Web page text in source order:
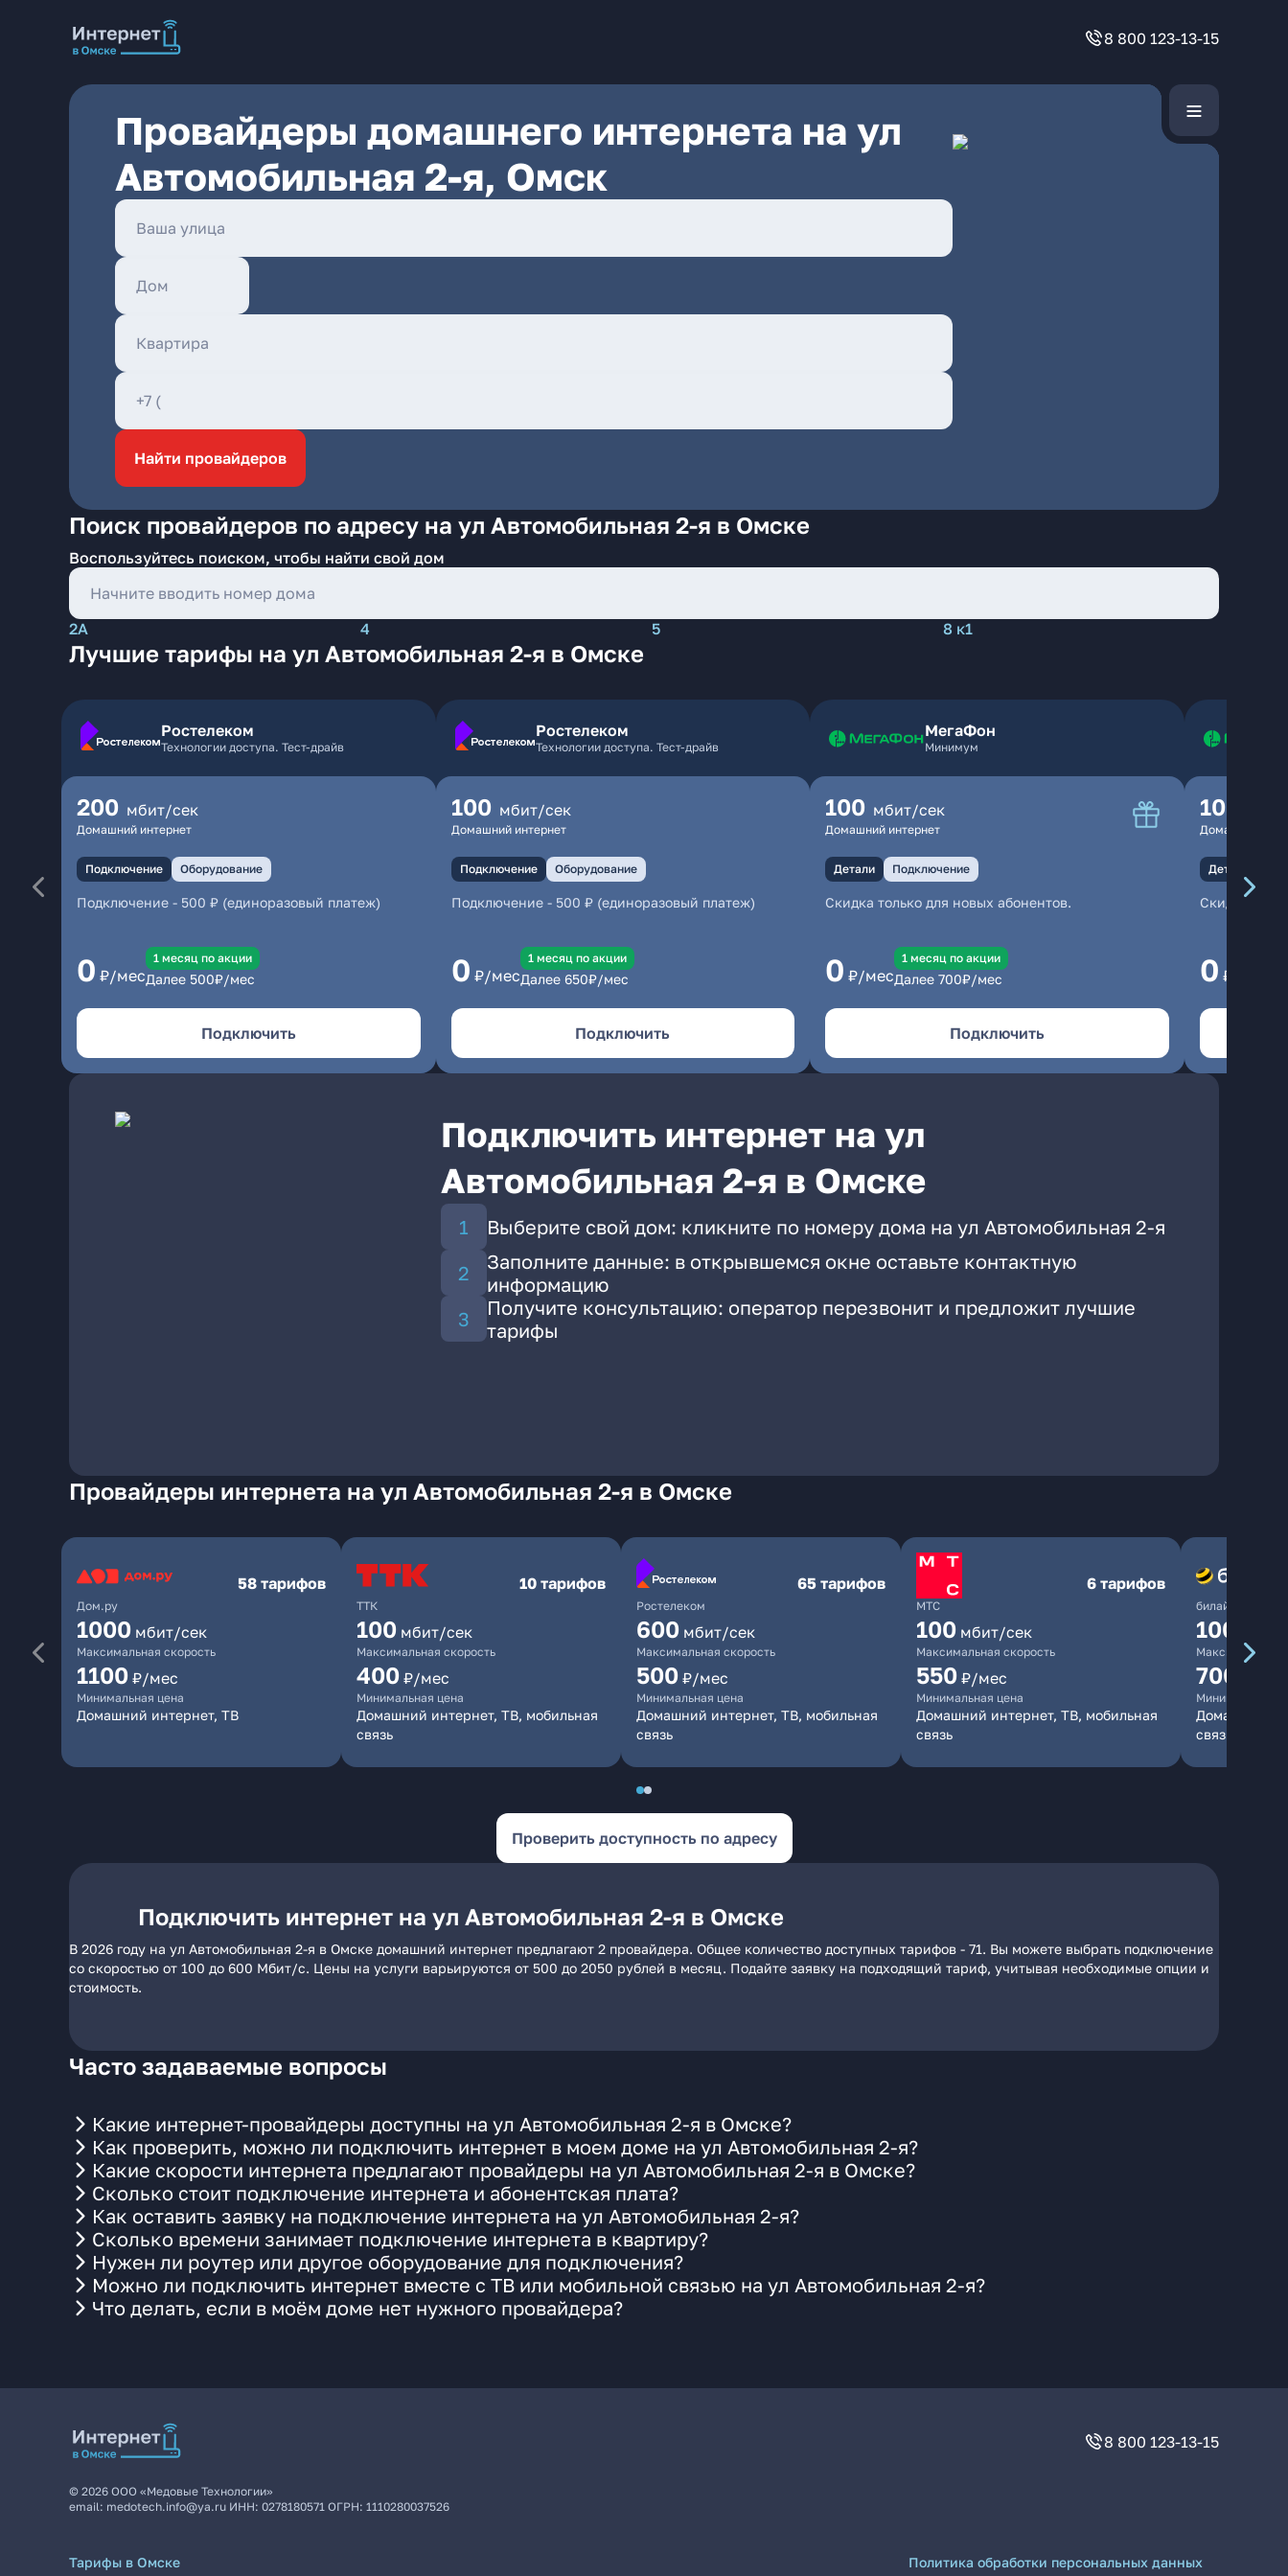
8 800 123-13-15
Провайдеры домашнего интернета на ул
Автомобильная 2-я, Омск
Найти провайдеров
Поиск провайдеров по адресу на ул Автомобильная 2-я в Омске
Воспользуйтесь поиском, чтобы найти свой дом
2А 4 5 8 к1
Лучшие тарифы на ул Автомобильная 2-я в Омске
Ростелеком
Технологии доступа. Тест-драйв
200 мбит/сек
Домашний интернет
Подключение Оборудование
Подключение - 500 ₽ (единоразовый платеж)
0 ₽/мес
1 месяц по акции
Далее 500₽/мес
Подключить
Ростелеком
Технологии доступа. Тест-драйв
100 мбит/сек
Домашний интернет
Подключение Оборудование
Подключение- 500 ₽ (единоразовый платеж)
0 ₽/мес
1 месяц по акции
Далее 650₽/мес
Подключить
МегаФон
Минимум
100 мбит/сек
Домашний интернет
Детали Подключение
Скидка только для новых абонентов.
0 ₽/мес
1 месяц по акции
Далее 700₽/мес
Подключить
100
Домашний
Детали
Скидка
0 ₽/мес
Подключить интернет на ул
Автомобильная 2-я в Омске
Выберите свой дом: кликните по номеру дома на ул Автомобильная 2-я
Заполните данные: в открывшемся окне оставьте контактную
информацию
Получите консультацию: оператор перезвонит и предложит лучшие
тарифы
Провайдеры интернета на ул Автомобильная 2-я в Омске
Дом.ру
58 тарифов
1000 мбит/сек
Максимальная скорость
1100 ₽/мес
Минимальная цена
Домашний интернет, ТВ
ТТК
10 тарифов
100 мбит/сек
Максимальная скорость
400 ₽/мес
Минимальная цена
Домашний интернет, ТВ, мобильная
связь
Ростелеком
65 тарифов
600 мбит/сек
Максимальная скорость
500 ₽/мес
Минимальная цена
Домашний интернет, ТВ, мобильная
связь
МТС
6 тарифов
100 мбит/сек
Максимальная скорость
550 ₽/мес
Минимальная цена
Домашний интернет, ТВ, мобильная
связь
билайн
1000
Максимальная
700
Минимальная
Домашний
связь
Проверить доступность по адресу
Подключить интернет на ул Автомобильная 2-я в Омске
В 2026 году на ул Автомобильная 2-я в Омске домашний интернет предлагают 2 провайдера. Общее количество доступных тарифов - 71. Вы можете выбрать подключение
со скоростью от 100 до 600 Мбит/с. Цены на услуги варьируются от 500 до 2050 рублей в месяц. Подайте заявку на подходящий тариф, учитывая необходимые опции и
стоимость.
Часто задаваемые вопросы
Какие интернет-провайдеры доступны на ул Автомобильная 2-я в Омске?
Как проверить, можно ли подключить интернет в моем доме на ул Автомобильная 2-я?
Какие скорости интернета предлагают провайдеры на ул Автомобильная 2-я в Омске?
Сколько стоит подключение интернета и абонентская плата?
Как оставить заявку на подключение интернета на ул Автомобильная 2-я?
Сколько времени занимает подключение интернета в квартиру?
Нужен ли роутер или другое оборудование для подключения?
Можно ли подключить интернет вместе с ТВ или мобильной связью на ул Автомобильная 2-я?
Что делать, если в моём доме нет нужного провайдера?
8 800 123-13-15
© 2026 ООО «Медовые Технологии»
email: medotech.info@ya.ru ИНН: 0278180571 ОГРН: 1110280037526
Тарифы в Омске
Политика обработки персональных данных